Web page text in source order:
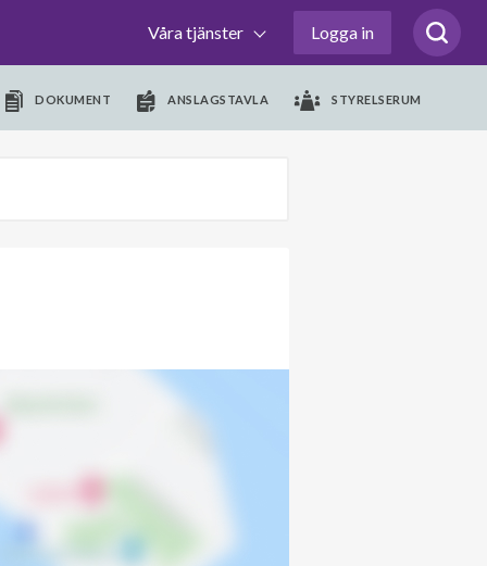
Våra tjänster Logga in
DOKUMENT ANSLAGSTAVLA STYRELSERUM